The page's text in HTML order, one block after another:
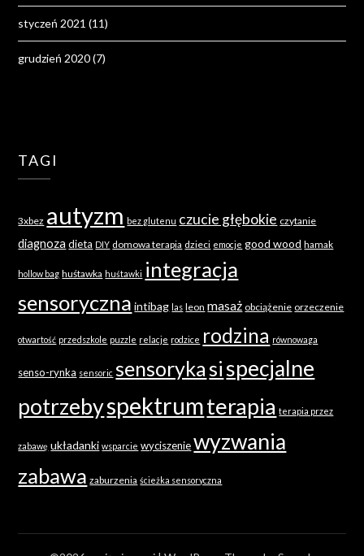
styczeń 2021 (11)
grudzień 2020(7)
TAGI
3xbez autyzm bez glutenu czucie głębokie czytanie
diagnoza dieta DIY domowa terapia dzieci emocje good wood hamak
hollow bag huśtawka huśtawki integracja
sensoryczna intibag las leon masaż obciążenie orzeczenie
otwartość przedszkole puzzle relacje rodzice rodzina równowaga
senso-rynka sensoric sensoryka sispecjalne
potrzebyspektrumterapia terapia przez
zabawę układanki wsparcie wyciszenie wyzwania
zabawa zaburzenia ścieżka sensoryczna